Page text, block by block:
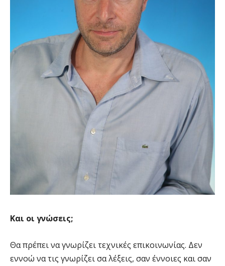
Και οι γνώσεις;
Θα πρέπει να γνωρίζει τεχνικές επικοινωνίας. Δεν
εννοώ να τις γνωρίζει σα λέξεις, σαν έννοιες και σαν